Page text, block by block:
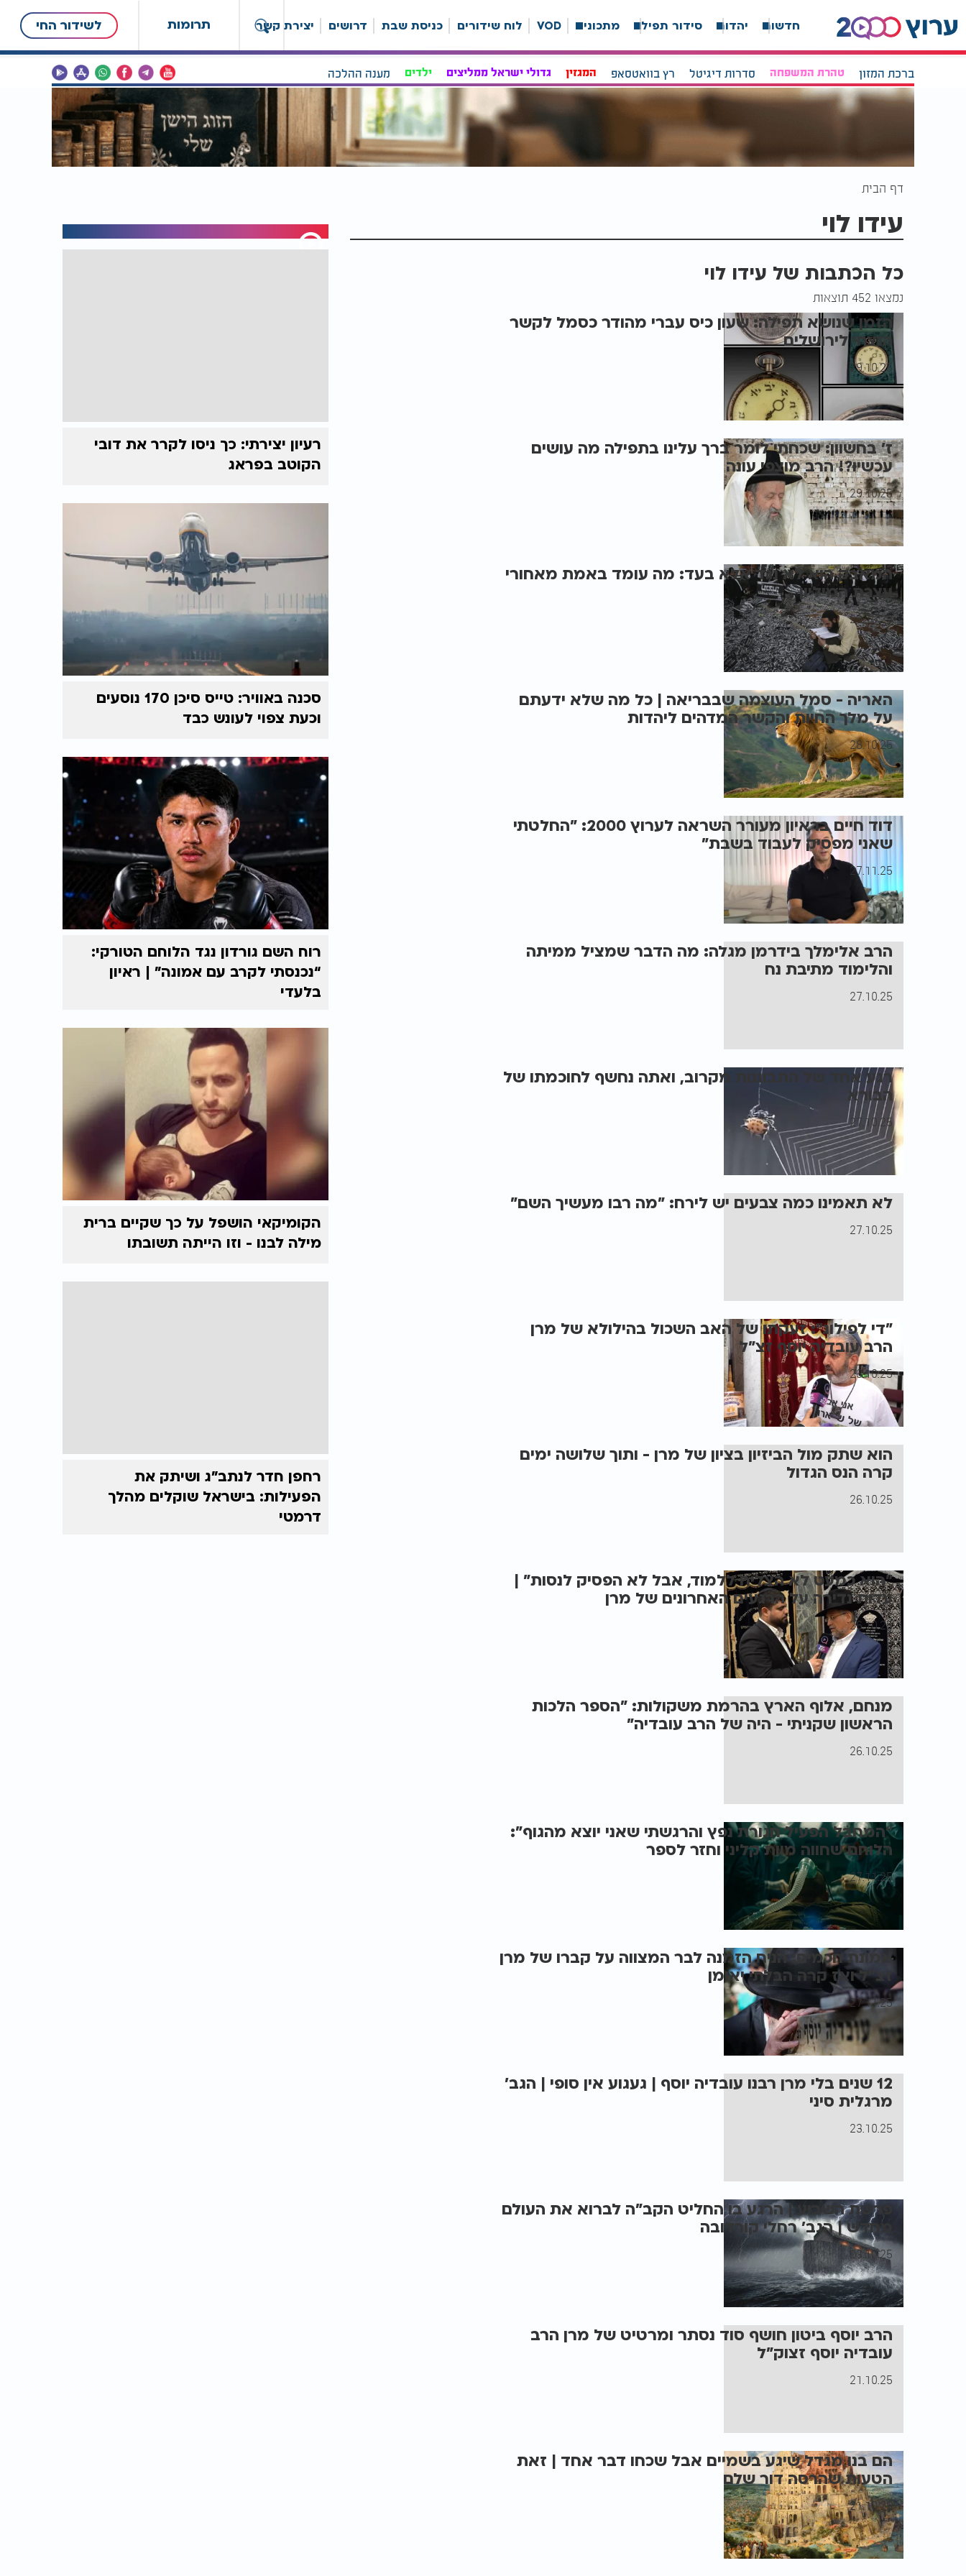
תרומות לשידור החי חדשות יהדות סידור תפילה מתכונים VOD לוח שידורים כניסת שבת דרושים יצירת קשר
ברכת המזון טהרת המשפחה סדרות דיגיטל רץ בוואטסאפ המגזין גדולי ישראל ממליצים ילדים מענה ההלכה
דף הבית
עידו לוי
כל הכתבות של עידו לוי
נמצאו 452 תוצאות
הזמן שנושא תפילה: שעון כיס עברי מהודר כסמל לקשר
הנצחי לירושלים
29.10.25
ז' בחשוון: שכחתי לומר ברך עלינו בתפילה מה עושים
עכשיו?! הרב מוצפי עונה
29.10.25
המאבק הוא לא נגד אלא בעד: מה עומד באמת מאחורי
עצרת המיליון
29.10.25
האריה - סמל העוצמה שבבריאה | כל מה שלא ידעתם
על מלך החיות והקשר המדהים ליהדות
28.10.25
דוד חיים בראיון מעורר השראה לערוץ 2000: "החלטתי
שאני מפסיק לעבוד בשבת"
27.11.25
הרב אלימלך בידרמן מגלה: מה הדבר שמציל ממיתה
והלימוד מתיבת נח
27.10.25
רגע אחד של התבוננות מקרוב, ואתה נחשף לחוכמתו של
הבורא
27.10.25
לא תאמינו כמה צבעים יש לירח: "מה רבו מעשיך השם"
27.10.25
"די לפילוג": זעקתו של האב השכול בהילולא של מרן
הרב עובדיה יוסף זצ"ל
26.10.25
הוא שתק מול הביזיון בציון של מרן - ותוך שלושה ימים
קרה הנס הגדול
26.10.25
"הוא כמעט לא הצליח ללמוד, אבל לא הפסיק לנסות" |
עדות נדירה על הרגעים האחרונים של מרן
26.10.25
מנחם, אלוף הארץ בהרמת משקולות: "הספר הלכות
הראשון שקניתי - היה של הרב עובדיה"
26.10.25
"המחבל הפעיל חגורת נפץ והרגשתי שאני יוצא מהגוף":
הלוחם שחווה מוות קליני וחזר לספר
27.11.25
אמונת חכמים: הניח הזמנה לבר המצווה על קברו של מרן
זצ"ל ואז קרה הבלתי יאומן
27.11.25
12 שנים בלי מרן רבנו עובדיה יוסף | געגוע אין סופי | הגב'
מרגלית סיני
23.10.25
פרשת השבוע | הרגע בו החליט הקב"ה לברוא את העולם
מחדש | הגב' רחלי קורדובה
23.10.25
הרב יוסף ביטון חושף סוד נסתר ומרטיט של מרן הרב
עובדיה יוסף זצוק"ל
21.10.25
הם בנו מגדל שיגע בשמיים אבל שכחו דבר אחד | זאת
הטעות שהרסה דור שלם
21.10.25
רעיון יצירתי: כך ניסו לקרר את דובי
הקוטב בפראג
סכנה באוויר: טייס סיכן 170 נוסעים
וכעת צפוי לעונש כבד
רוח השם גורדון נגד הלוחם הטורקי:
“נכנסתי לקרב עם אמונה” | ראיון
בלעדי
הקומיקאי הושפל על כך שקיים ברית
מילה לבנו - וזו הייתה תשובתו
רחפן חדר לנתב"ג ושיתק את
הפעילות: בישראל שוקלים מהלך
דרמטי